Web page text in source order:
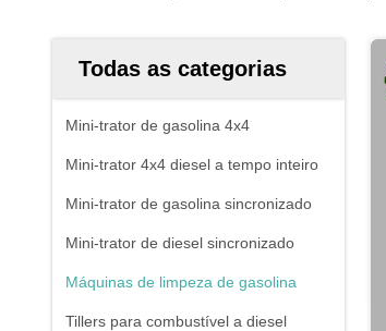
Todas as categorias
Mini-trator de gasolina 4x4
Mini-trator 4x4 diesel a tempo inteiro
Mini-trator de gasolina sincronizado
Mini-trator de diesel sincronizado
Máquinas de limpeza de gasolina
Tillers para combustível a diesel